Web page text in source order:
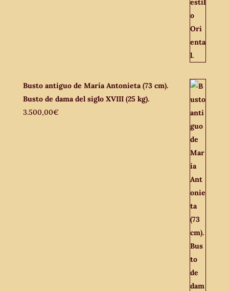
Busto antiguo de María Antonieta (73 cm).
Busto de dama del siglo XVIII (25 kg).
3.500,00€